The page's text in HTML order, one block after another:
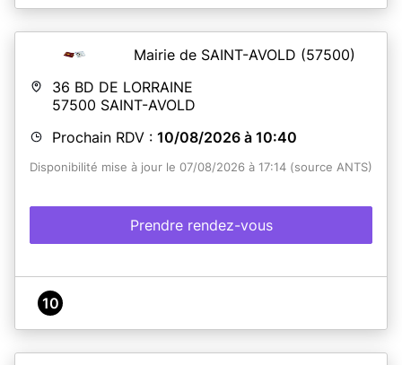
de recueil pour l'établissement de titres sécurisés (carte
nationale d'identité et passeport). La prise de RDV doit
se faire grâce à un agenda en ligne disponible sur le site
www.rdv360.com/mairie ou sur www.fessenheim.fr. En
cas de difficulté, vous pouvez contacter le service des
titres d'identités par téléphone (09 78 47 54 61).
est la suivante :3 rue des Seigneurs- 68740
En savoir plus
Mairie de SAINT-AVOLD (57500)
36 BD DE LORRAINE
57500 SAINT-AVOLD
Prochain RDV : 10/08/2026 à 10:40
Disponibilité mise à jour le 07/08/2026 à 17:14 (source ANTS)
Prendre rendez-vous
10